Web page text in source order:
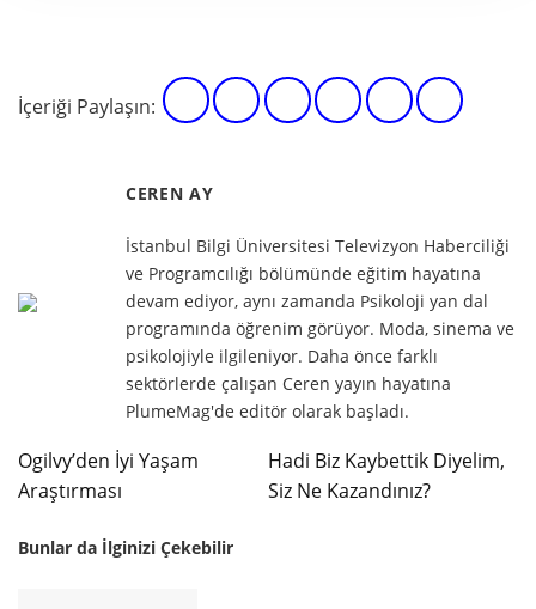
İçeriği Paylaşın:
CEREN AY
İstanbul Bilgi Üniversitesi Televizyon Haberciliği
ve Programcılığı bölümünde eğitim hayatına
devam ediyor, aynı zamanda Psikoloji yan dal
programında öğrenim görüyor. Moda, sinema ve
psikolojiyle ilgileniyor. Daha önce farklı
sektörlerde çalışan Ceren yayın hayatına
PlumeMag'de editör olarak başladı.
Ogilvy’den İyi Yaşam
Araştırması
Hadi Biz Kaybettik Diyelim,
Siz Ne Kazandınız?
Bunlar da İlginizi Çekebilir